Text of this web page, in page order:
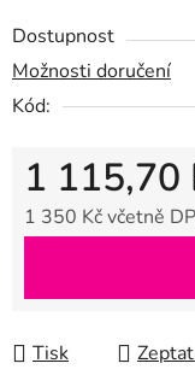
Dostupnost
Možnosti doručení
Kód:
1 115,70
1 350 Kč včetně
Tisk